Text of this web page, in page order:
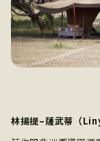
林揚提–薩武蒂（